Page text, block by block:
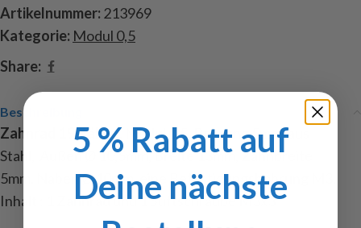
Artikelnummer: 213969
Kategorie: Modul 0,5
Share:
Beschreibung
Zahnrad 19 Zähne, Modul 0,5, Bohrung 5mm, aus
Stahl, Außen Ø 10,5mm, Breite 13mm, Zahnbreite
5mm, Naben Ø 10mm, eine Befestigungsbohrung M3,
Inhalt : 1 Zahnrad und 1 Stiftschraube M3x3
5 % Rabatt auf
Deine nächste